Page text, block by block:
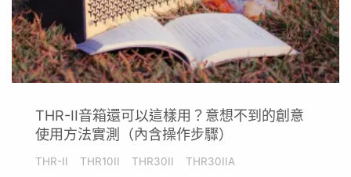
THR-II音箱還可以這樣用？意想不到的創意
使用方法實測（內含操作步驟）
THR-II THR10II THR30II THR30IIA